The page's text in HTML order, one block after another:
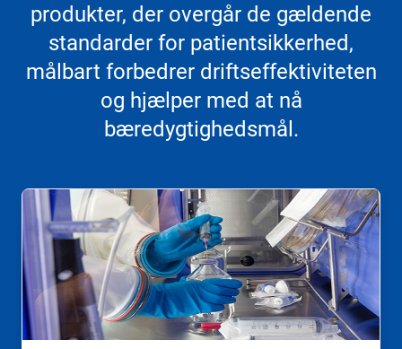
produkter, der overgår de gældende
standarder for patientsikkerhed,
målbart forbedrer driftseffektiviteten
og hjælper med at nå
bæredygtighedsmål.
Dette
karrusel.
Brug
knapperne
Næste
og
Forrige
til